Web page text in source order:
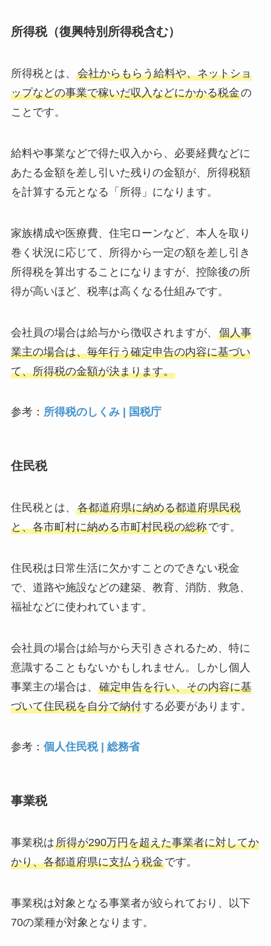
所得税（復興特別所得税含む）
所得税とは、 会社からもらう給料や、ネットショ
ップなどの事業で稼いだ収入などにかかる税金の
ことです。
給料や事業などで得た収入から、必要経費などに
あたる金額を差し引いた残りの金額が、所得税額
を計算する元となる「所得」になります。
家族構成や医療費、住宅ローンなど、本人を取り
巻く状況に応じて、所得から一定の額を差し引き
所得税を算出することになりますが、控除後の所
得が高いほど、税率は高くなる仕組みです。
会社員の場合は給与から徴収されますが、 個人事
業主の場合は、毎年行う確定申告の内容に基づい
て、所得税の金額が決まります。
参考： 所得税のしくみ | 国税庁
住民税
住民税とは、 各都道府県に納める都道府県民税
と、各市町村に納める市町村民税の総称です。
住民税は日常生活に欠かすことのできない税金
で、道路や施設などの建築、教育、消防、救急、
福祉などに使われています。
会社員の場合は給与から天引きされるため、特に
意識することもないかもしれません。しかし個人
事業主の場合は、 確定申告を行い、その内容に基
づいて住民税を自分で納付する必要があります。
参考： 個人住民税 | 総務省
事業税
事業税は所得が290万円を超えた事業者に対してか
かり、各都道府県に支払う税金です。
事業税は対象となる事業者が絞られており、以下
70の業種が対象となります。